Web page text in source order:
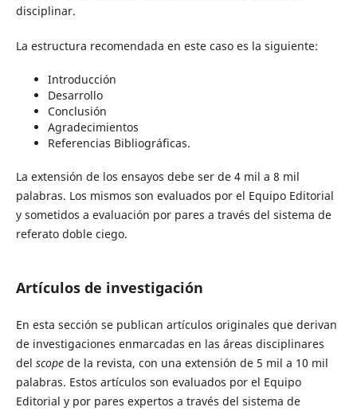
disciplinar.
La estructura recomendada en este caso es la siguiente:
Introducción
Desarrollo
Conclusión
Agradecimientos
Referencias Bibliográficas.
La extensión de los ensayos debe ser de 4 mil a 8 mil
palabras. Los mismos son evaluados por el Equipo Editorial
y sometidos a evaluación por pares a través del sistema de
referato doble ciego.
Artículos de investigación
En esta sección se publican artículos originales que derivan
de investigaciones enmarcadas en las áreas disciplinares
del scopede la revista, con una extensión de 5 mil a 10 mil
palabras. Estos artículos son evaluados por el Equipo
Editorial y por pares expertos a través del sistema de